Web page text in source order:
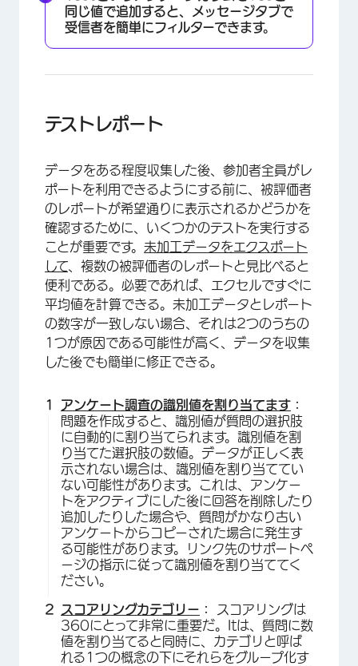
同じ値で追加すると、メッセージタブで
受信者を簡単にフィルターできます。
テストレポート
データをある程度収集した後、参加者全員がレ
ポートを利用できるようにする前に、被評価者
のレポートが希望通りに表示されるかどうかを
確認するために、いくつかのテストを実行する
ことが重要です。 未加工データをエクスポート
して 、複数の被評価者のレポートと見比べると
便利である。必要であれば、エクセルですぐに
平均値を計算できる。未加工データとレポート
の数字が一致しない場合、それは2つのうちの
1つが原因である可能性が高く、データを収集
した後でも簡単に修正できる。
アンケート調査の識別値を割り当てます ：
問題を作成すると、識別値が質問の選択肢
に自動的に割り当てられます。識別値を割
り当てた選択肢の数値。データが正しく表
示されない場合は、識別値を割り当ててい
ない可能性があります。これは、アンケー
トをアクティブにした後に回答を削除したり
追加したりした場合や、質問がかなり古い
アンケートからコピーされた場合に発生す
る可能性があります。リンク先のサポートペ
ージの指示に従って識別値を割り当ててく
ださい。
スコアリングカテゴリー ：
スコアリングは
360にとって非常に重要だ。Itは、質問に数
値を割り当てると同時に、カテゴリと呼ば
れる1つの概念の下にそれらをグループ化す